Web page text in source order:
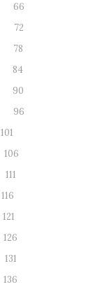
66
72
78
84
90
96
101
106
111
116
121
126
131
136